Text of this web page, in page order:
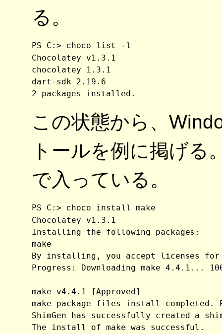
る。
PS C:> choco list -l
Chocolatey v1.3.1
chocolatey 1.3.1
dart-sdk 2.19.6
2 packages installed.
この状態から、
トールを例に掲げる
で入っている。
PS C:> choco install make
Chocolatey v1.3.1
Installing the following packages:
make
By installing, you accept licenses for
Progress: Downloading make 4.4.1...
make v4.4.1 [Approved]
make package files install
ShimGen has successfully created a
The install of make was successful.